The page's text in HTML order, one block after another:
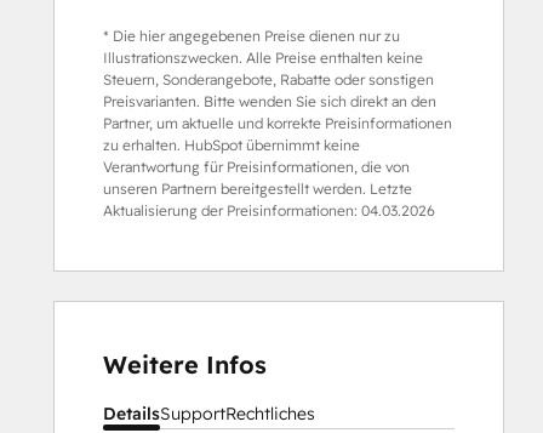
* Die hier angegebenen Preise dienen nur zu
Illustrationszwecken. Alle Preise enthalten keine
Steuern, Sonderangebote, Rabatte oder sonstigen
Preisvarianten. Bitte wenden Sie sich direkt an den
Partner, um aktuelle und korrekte Preisinformationen
zu erhalten. HubSpot übernimmt keine
Verantwortung für Preisinformationen, die von
unseren Partnern bereitgestellt werden. Letzte
Aktualisierung der Preisinformationen: 04.03.2026
Weitere Infos
DetailsSupportRechtliches